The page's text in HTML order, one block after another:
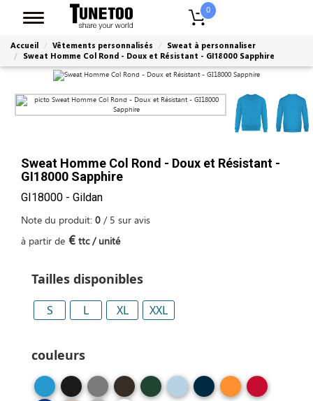
0
Accueil Vêtements personnalisés
Sweat à personnaliser
Sweat Homme Col Rond - Doux et Résistant - GI18000 Sapphire
Sweat Homme Col Rond - Doux et Résistant -
GI18000 Sapphire
GI18000 - Gildan
Note du produit: 0 / 5 sur avis
à partir de € ttc / unité
Tailles disponibles
S L XL XXL
couleurs